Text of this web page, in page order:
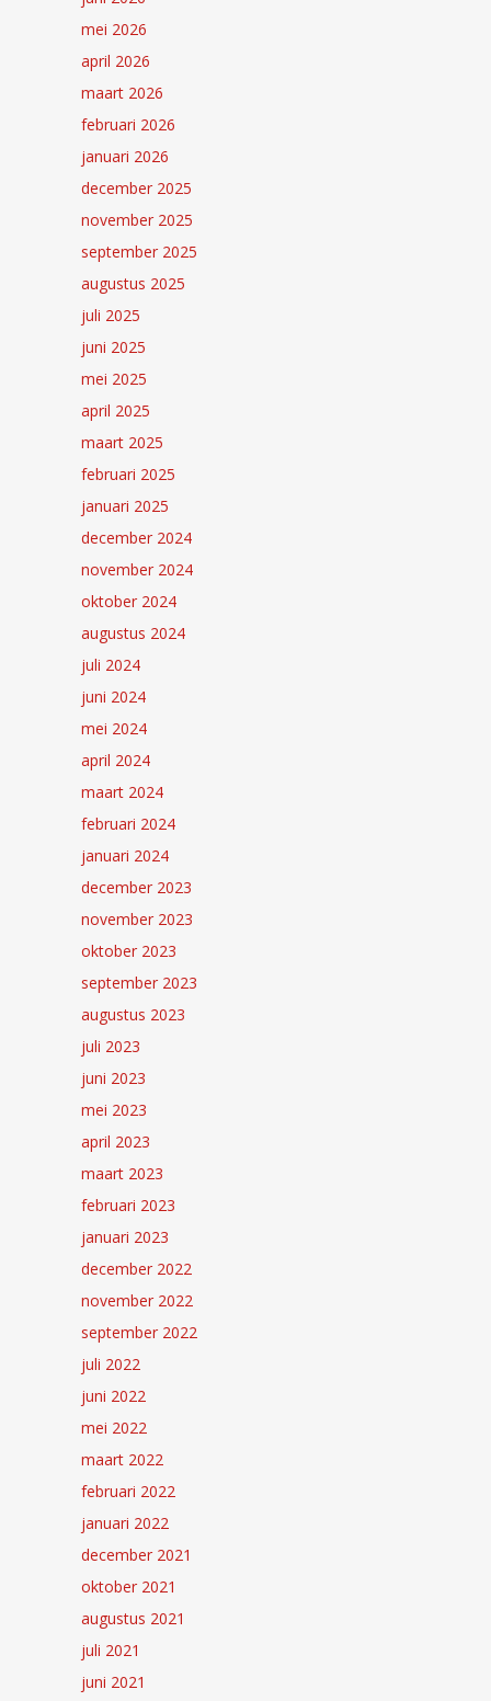
mei 2026
april 2026
maart 2026
februari 2026
januari 2026
december 2025
november 2025
september 2025
augustus 2025
juli 2025
juni 2025
mei 2025
april 2025
maart 2025
februari 2025
januari 2025
december 2024
november 2024
oktober 2024
augustus 2024
juli 2024
juni 2024
mei 2024
april 2024
maart 2024
februari 2024
januari 2024
december 2023
november 2023
oktober 2023
september 2023
augustus 2023
juli 2023
juni 2023
mei 2023
april 2023
maart 2023
februari 2023
januari 2023
december 2022
november 2022
september 2022
juli 2022
juni 2022
mei 2022
maart 2022
februari 2022
januari 2022
december 2021
oktober 2021
augustus 2021
juli 2021
juni 2021